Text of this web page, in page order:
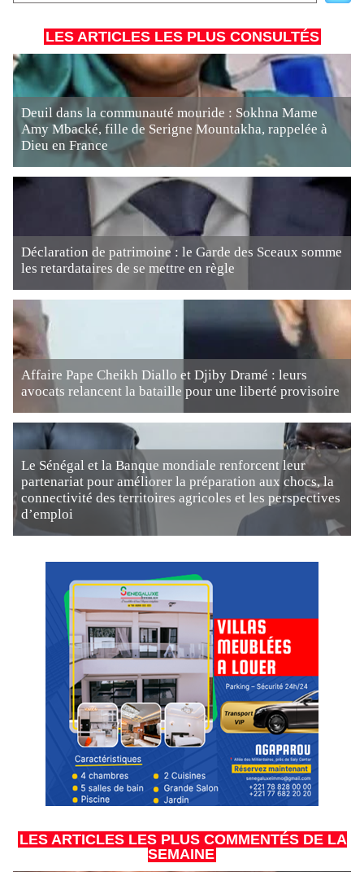
LES ARTICLES LES PLUS CONSULTÉS
Deuil dans la communauté mouride : Sokhna Mame
Amy Mbacké, fille de Serigne Mountakha, rappelée à
Dieu en France
Déclaration de patrimoine : le Garde des Sceaux somme
les retardataires de se mettre en règle
Affaire Pape Cheikh Diallo et Djiby Dramé : leurs
avocats relancent la bataille pour une liberté provisoire
Le Sénégal et la Banque mondiale renforcent leur
partenariat pour améliorer la préparation aux chocs, la
connectivité des territoires agricoles et les perspectives
d’emploi
LES ARTICLES LES PLUS COMMENTÉS DE LA
SEMAINE